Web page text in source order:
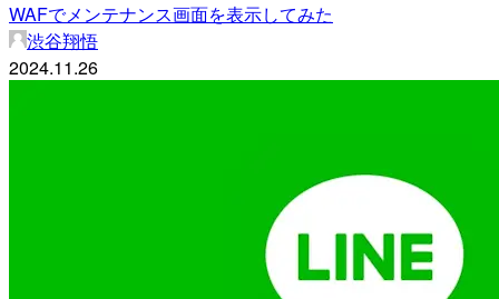
WAFでメンテナンス画面を表示してみた
渋谷翔悟
2024.11.26